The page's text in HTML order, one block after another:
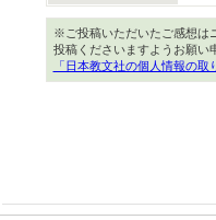
※ご投稿いただいたご感想は
投稿くださいますようお願い
「日本教文社の個人情報の取